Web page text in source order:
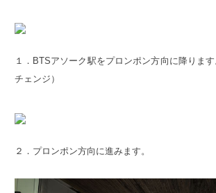
１．BTSアソーク駅をプロンポン方向に降りま
チェンジ）
２．プロンポン方向に進みます。